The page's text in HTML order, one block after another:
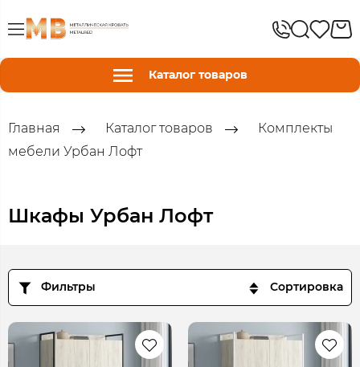
Каталог товаров
Главная Каталог товаров
Комплекты
мебели Урбан Лофт
Шкафы Урбан Лофт
Фильтры Сортировка